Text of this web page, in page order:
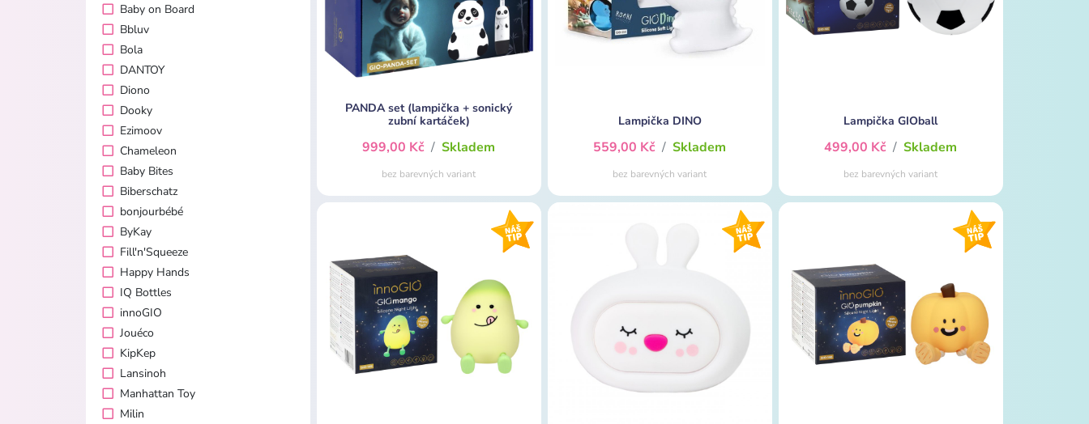
Baby on Board
Bbluv
Bola
DANTOY
Diono
Dooky
Ezimoov
Chameleon
Baby Bites
Biberschatz
bonjourbébé
ByKay
Fill'n'Squeeze
Happy Hands
IQ Bottles
innoGIO
Jouéco
KipKep
Lansinoh
Manhattan Toy
Milin
PANDA set (lampička + sonický
zubní kartáček)
999,00 Kč / Skladem
bez barevných variant
Lampička DINO
559,00 Kč / Skladem
bez barevných variant
Lampička GIOball
499,00 Kč / Skladem
bez barevných variant